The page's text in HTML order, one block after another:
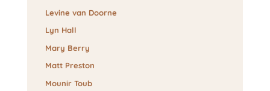
Levine van Doorne
Lyn Hall
Mary Berry
Matt Preston
Mounir Toub